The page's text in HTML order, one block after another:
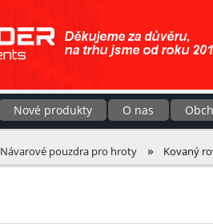
Nové produkty O nas
Návarové pouzdra pro hroty » Kovaný